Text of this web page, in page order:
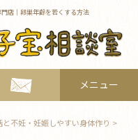
店｜卵巣年齢を若くする方法
メニュー
と不妊・妊娠しやすい身体作り >